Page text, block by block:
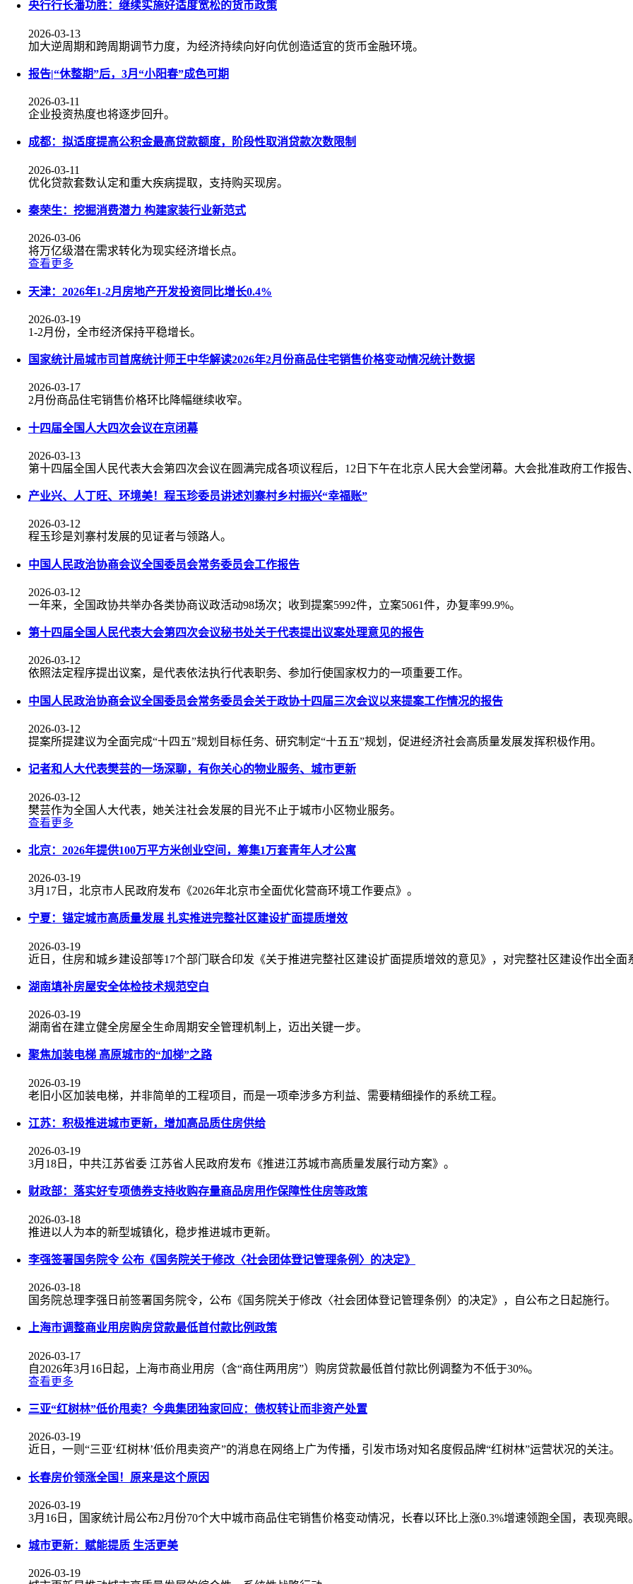
央行行长潘功胜：继续实施好适度宽松的货币政策
2026-03-13
加大逆周期和跨周期调节力度，为经济持续向好向优创造适宜的货币金融环境。
报告|“休整期”后，3月“小阳春”成色可期
2026-03-11
企业投资热度也将逐步回升。
成都：拟适度提高公积金最高贷款额度，阶段性取消贷款次数限制
2026-03-11
优化贷款套数认定和重大疾病提取，支持购买现房。
秦荣生：挖掘消费潜力 构建家装行业新范式
2026-03-06
将万亿级潜在需求转化为现实经济增长点。
查看更多
天津：2026年1-2月房地产开发投资同比增长0.4%
2026-03-19
1-2月份，全市经济保持平稳增长。
国家统计局城市司首席统计师王中华解读2026年2月份商品住宅销售价格变动情况统计数据
2026-03-17
2月份商品住宅销售价格环比降幅继续收窄。
十四届全国人大四次会议在京闭幕
2026-03-13
第十四届全国人民代表大会第四次会议在圆满完成各项议程后，12日下午在北京人民大会堂闭幕。大会批准政府工作报告
产业兴、人丁旺、环境美！程玉珍委员讲述刘寨村乡村振兴“幸福账”
2026-03-12
程玉珍是刘寨村发展的见证者与领路人。
中国人民政治协商会议全国委员会常务委员会工作报告
2026-03-12
一年来，全国政协共举办各类协商议政活动98场次；收到提案5992件，立案5061件，办复率99.9%。
第十四届全国人民代表大会第四次会议秘书处关于代表提出议案处理意见的报告
2026-03-12
依照法定程序提出议案，是代表依法执行代表职务、参加行使国家权力的一项重要工作。
中国人民政治协商会议全国委员会常务委员会关于政协十四届三次会议以来提案工作情况的报告
2026-03-12
提案所提建议为全面完成“十四五”规划目标任务、研究制定“十五五”规划，促进经济社会高质量发展发挥积极作用。
记者和人大代表樊芸的一场深聊，有你关心的物业服务、城市更新
2026-03-12
樊芸作为全国人大代表，她关注社会发展的目光不止于城市小区物业服务。
查看更多
北京：2026年提供100万平方米创业空间，筹集1万套青年人才公寓
2026-03-19
3月17日，北京市人民政府发布《2026年北京市全面优化营商环境工作要点》。
宁夏：锚定城市高质量发展 扎实推进完整社区建设扩面提质增效
2026-03-19
近日，住房和城乡建设部等17个部门联合印发《关于推进完整社区建设扩面提质增效的意见》，对完整社区建设作出全面
湖南填补房屋安全体检技术规范空白
2026-03-19
湖南省在建立健全房屋全生命周期安全管理机制上，迈出关键一步。
聚焦加装电梯 高原城市的“加梯”之路
2026-03-19
老旧小区加装电梯，并非简单的工程项目，而是一项牵涉多方利益、需要精细操作的系统工程。
江苏：积极推进城市更新，增加高品质住房供给
2026-03-19
3月18日，中共江苏省委 江苏省人民政府发布《推进江苏城市高质量发展行动方案》。
财政部：落实好专项债券支持收购存量商品房用作保障性住房等政策
2026-03-18
推进以人为本的新型城镇化，稳步推进城市更新。
李强签署国务院令 公布《国务院关于修改〈社会团体登记管理条例〉的决定》
2026-03-18
国务院总理李强日前签署国务院令，公布《国务院关于修改〈社会团体登记管理条例〉的决定》，自公布之日起施行。
上海市调整商业用房购房贷款最低首付款比例政策
2026-03-17
自2026年3月16日起，上海市商业用房（含“商住两用房”）购房贷款最低首付款比例调整为不低于30%。
查看更多
三亚“红树林”低价甩卖？今典集团独家回应：债权转让而非资产处置
2026-03-19
近日，一则“三亚‘红树林’低价甩卖资产”的消息在网络上广为传播，引发市场对知名度假品牌“红树林”运营状况的关注。
长春房价领涨全国！原来是这个原因
2026-03-19
3月16日，国家统计局公布2月份70个大中城市商品住宅销售价格变动情况，长春以环比上涨0.3%增速领跑全国，表现亮眼。
城市更新：赋能提质 生活更美
2026-03-19